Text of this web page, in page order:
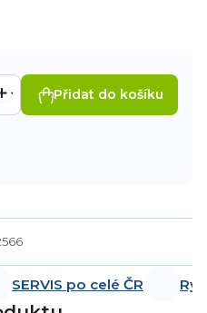
Přidat do košíku
SERVIS po celé ČR